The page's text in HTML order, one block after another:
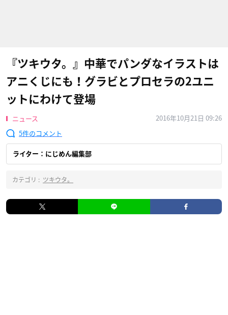
『ツキウタ。』中華でパンダなイラストは
アニくじにも！グラビとプロセラの2ユニ
ットにわけて登場
ニュース
2016年10月21日 09:26
5
ライター：にじめん編集部
カテゴリ : ツキウタ。